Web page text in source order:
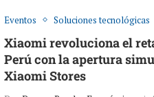
Eventos Soluciones tecnológicas
Xiaomi revoluciona el
Perú con la apertura
Xiaomi Stores